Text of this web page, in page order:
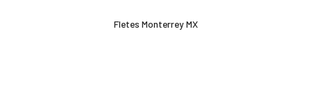
Fletes Monterrey MX